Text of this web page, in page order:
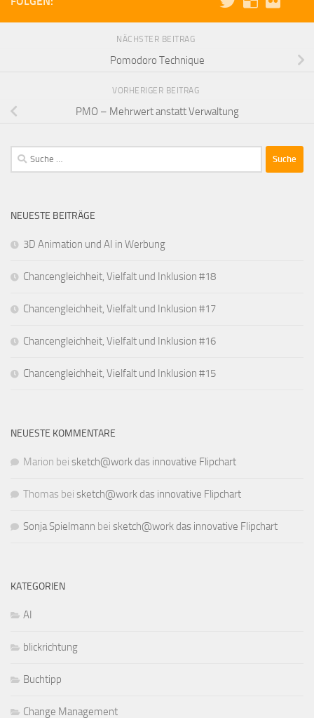
NÄCHSTER BEITRAG
Pomodoro Technique
VORHERIGER BEITRAG
PMO – Mehrwert anstatt Verwaltung
Suche
nach:
NEUESTE BEITRÄGE
3D Animation und AI in Werbung
Chancengleichheit, Vielfalt und Inklusion #18
Chancengleichheit, Vielfalt und Inklusion #17
Chancengleichheit, Vielfalt und Inklusion #16
Chancengleichheit, Vielfalt und Inklusion #15
NEUESTE KOMMENTARE
Marion bei sketch@work das innovative Flipchart
Thomas bei sketch@work das innovative Flipchart
Sonja Spielmann bei sketch@work das innovative Flipchart
KATEGORIEN
AI
blickrichtung
Buchtipp
Change Management